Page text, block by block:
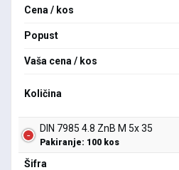
Cena / kos
Popust
Vaša cena / kos
Količina
DIN 7985 4.8 ZnB M 5x 35
Pakiranje: 100 kos
Šifra